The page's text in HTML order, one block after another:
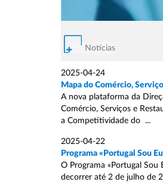
Notícias
2025-04-24
Mapa do Comércio,
A nova plataforma da
Comércio, Serviços e
a Competitividade do ...
2025-04-22
Programa «Portugal Sou
O Programa «Portugal
decorrer até 2 de julho de